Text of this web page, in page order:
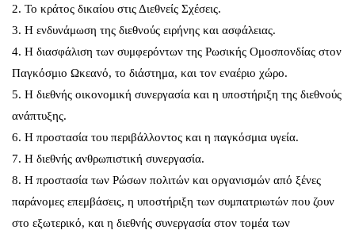
2. Το κράτος δικαίου στις Διεθνείς Σχέσεις.
3. Η ενδυνάμωση της διεθνούς ειρήνης και ασφάλειας.
4. Η διασφάλιση των συμφερόντων της Ρωσικής Ομοσπονδίας στον
Παγκόσμιο Ωκεανό, το διάστημα, και τον εναέριο χώρο.
5. Η διεθνής οικονομική συνεργασία και η υποστήριξη της διεθνούς
ανάπτυξης.
6. Η προστασία του περιβάλλοντος και η παγκόσμια υγεία.
7. Η διεθνής ανθρωπιστική συνεργασία.
8. Η προστασία των Ρώσων πολιτών και οργανισμών από ξένες
παράνομες επεμβάσεις, η υποστήριξη των συμπατριωτών που ζουν
στο εξωτερικό, και η διεθνής συνεργασία στον τομέα των